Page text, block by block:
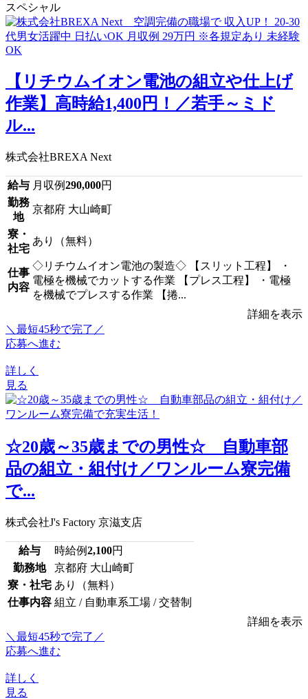
スペシャル
【リチウムイオン電池の組立や仕上げ
作業】高時給1,400円！／若手～ミド
ル...
株式会社BREXA Next
給与 月収例290,000円
勤務
地
京都府 大山崎町
寮・
社宅
あり（無料）
仕事
内容
◇リチウムイオン電池の製造◇ 【スリット工程】 ・
電極を機械でカットする作業 【プレス工程】 ・電極
を機械でプレスする作業 【捲...
詳細を表示
＼最短45秒で完了／
応募へ進む
詳しく
見る
☆20歳～35歳までの男性☆ 自動車部
品の組立・組付け／ワンルーム寮完備
で...
株式会社J's Factory 京滋支店
給与 時給例2,100円
勤務地
京都府 大山崎町
寮・社宅 あり（無料）
仕事内容 組立 / 自動車系工場 / 交替制
詳細を表示
＼最短45秒で完了／
応募へ進む
詳しく
見る